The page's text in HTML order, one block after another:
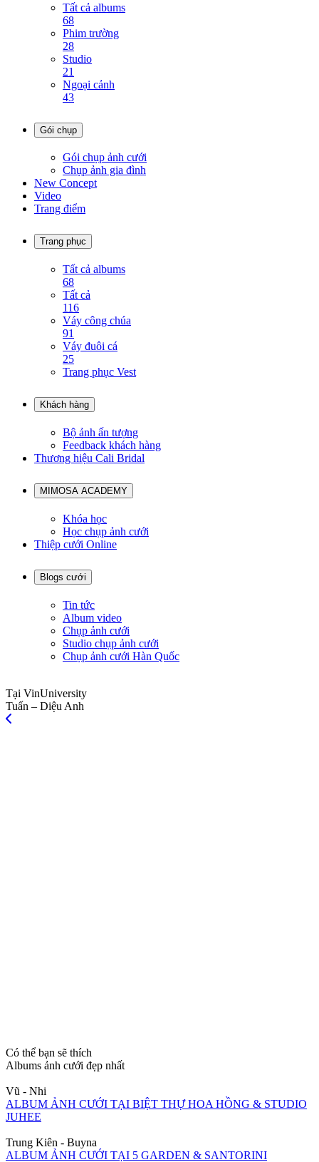
Tất cả albums
68
Phim trường
28
Studio
21
Ngoại cảnh
43
Gói chụp
Gói chụp ảnh cưới
Chụp ảnh gia đình
New Concept
Video
Trang điểm
Trang phục
Tất cả albums
68
Tất cả
116
Váy công chúa
91
Váy đuôi cá
25
Trang phục Vest
Khách hàng
Bộ ảnh ấn tượng
Feedback khách hàng
Thương hiệu Cali Bridal
MIMOSA ACADEMY
Khóa học
Học chụp ảnh cưới
Thiệp cưới Online
Blogs cưới
Tin tức
Album video
Chụp ảnh cưới
Studio chụp ảnh cưới
Chụp ảnh cưới Hàn Quốc
Tại VinUniversity
Tuấn – Diệu Anh
Có thể bạn sẽ thích
Albums ảnh cưới đẹp nhất
Vũ - Nhi
ALBUM ẢNH CƯỚI TẠI BIỆT THỰ HOA HỒNG & STUDIO
JUHEE
Trung Kiên - Buyna
ALBUM ẢNH CƯỚI TẠI 5 GARDEN & SANTORINI